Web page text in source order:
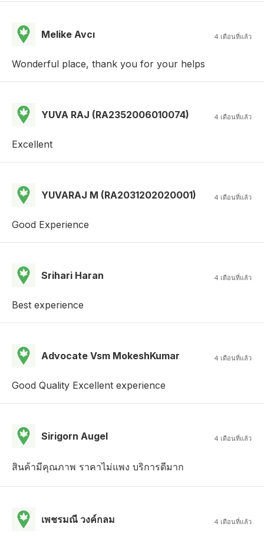
Melike Avcı 4 เดือนที่แล้ว
Wonderful place, thank you for your helps
YUVA RAJ (RA2352006010074) 4 เดือนที่แล้ว
Excellent
YUVARAJ M (RA2031202020001) 4 เดือนที่แล้ว
Good Experience
Srihari Haran 4 เดือนที่แล้ว
Best experience
Advocate Vsm MokeshKumar 4 เดือนที่แล้ว
Good Quality Excellent experience
Sirigorn Augel 4 เดือนที่แล้ว
สินค้ามีคุณภาพ ราคาไม่แพง บริการดีมาก
เพชรมณี วงค์กลม 4 เดือนที่แล้ว